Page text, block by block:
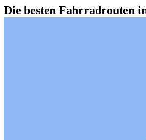
Die besten Fahrradrouten